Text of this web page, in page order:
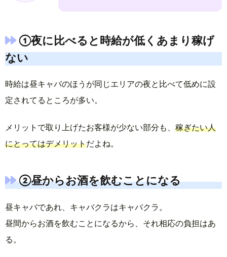
①夜に比べると時給が低くあまり稼げ
ない
時給は昼キャバのほうが同じエリアの夜と比べて低めに設
定されてるところが多い。
メリットで取り上げたお客様が少ない部分も、 稼ぎたい人
にとってはデメリットだよね。
②昼からお酒を飲むことになる
昼キャバであれ、キャバクラはキャバクラ。
昼間からお酒を飲むことになるから、それ相応の負担はあ
る。